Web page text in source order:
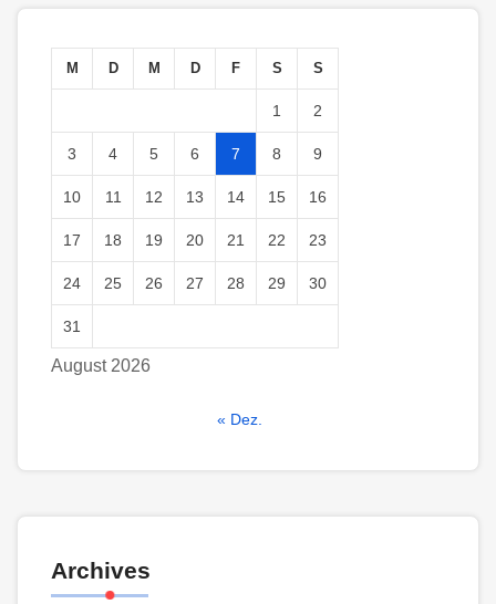
August 2026
M D M D F S S
1 2
3 4 5 6 7 8 9
10 11 12 13 14 15 16
17 18 19 20 21 22 23
24 25 26 27 28 29 30
31
« Dez.
Archives